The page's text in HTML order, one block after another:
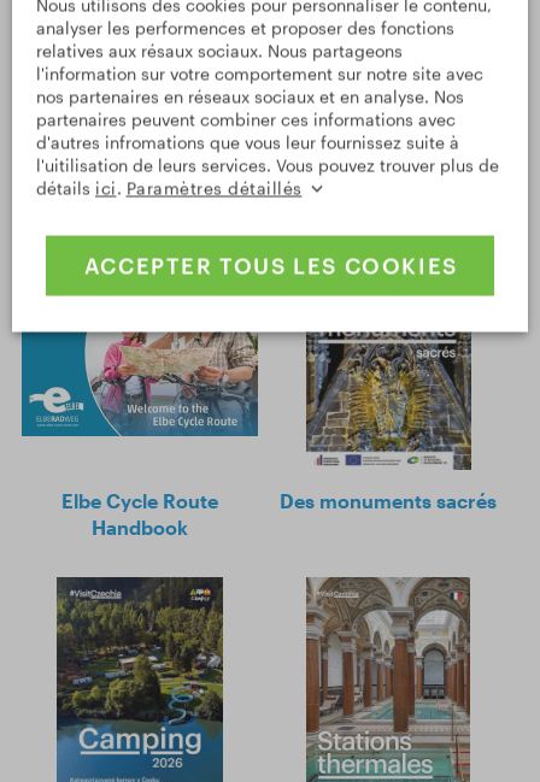
Vacances actives Long distance cycling
Elbe Cycle Route
Handbook
Des monuments sacrés
Nous utilisons des cookies pour personnaliser le contenu,
analyser les performences et proposer des fonctions
relatives aux résaux sociaux. Nous partageons
l'information sur votre comportement sur notre site avec
nos partenaires en réseaux sociaux et en analyse. Nos
partenaires peuvent combiner ces informations avec
d'autres infromations que vous leur fournissez suite à
l'uitilisation de leurs services. Vous pouvez trouver plus de
détails ici. Paramètres détaillés
ACCEPTER TOUS LES COOKIES